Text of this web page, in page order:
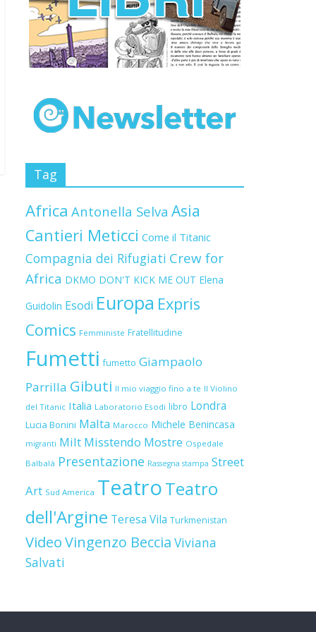
Tag
Africa Antonella Selva Asia
Cantieri Meticci Come il Titanic
Compagnia dei Rifugiati Crew for
Africa DKMO DON'T KICK ME OUT Elena
Guidolin Esodi Europa Expris
Comics Femministe Fratellitudine
Fumetti fumetto Giampaolo
Parrilla Gibuti Il mio viaggio fino a te Il Violino
del Titanic Italia Laboratorio Esodi libro Londra
Lucia Bonini Malta Marocco Michele Benincasa
migranti Milt Misstendo Mostre Ospedale
Balbalà Presentazione Rassegna stampa Street
Art Sud America TeatroTeatro
dell'Argine Teresa Vila Turkmenistan
VideoVingenzo Beccia Viviana
Salvati